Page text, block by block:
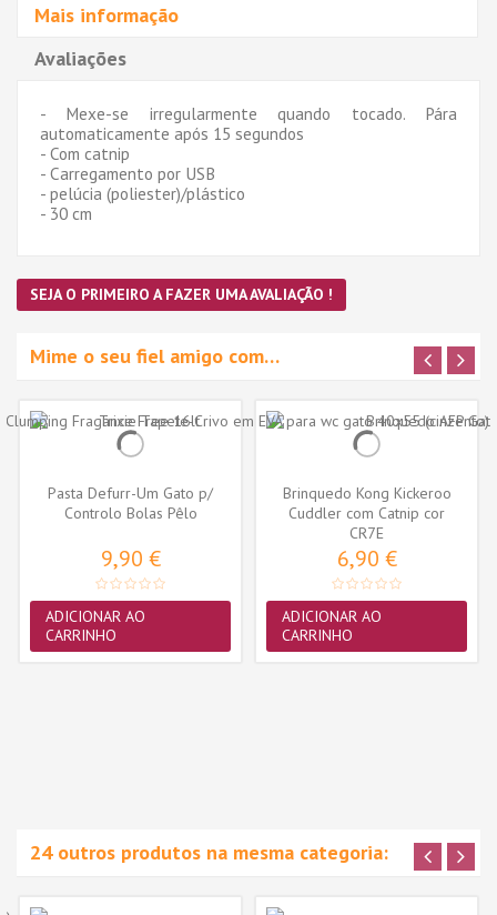
Mais informação
Avaliações
- Mexe-se irregularmente quando tocado. Pára
automaticamente após 15 segundos
- Com catnip
- Carregamento por USB
- pelúcia (poliester)/plástico
- 30 cm
SEJA O PRIMEIRO A FAZER UMA AVALIAÇÃO !
Mime o seu fiel amigo com…
Pasta Defurr-Um Gato p/
Controlo Bolas Pêlo
9,90 €
ADICIONAR AO
CARRINHO
Brinquedo Kong Kickeroo
Cuddler com Catnip cor
sortida...
CR7E
6,90 €
ADICIONAR AO
CARRINHO
24 outros produtos na mesma categoria: